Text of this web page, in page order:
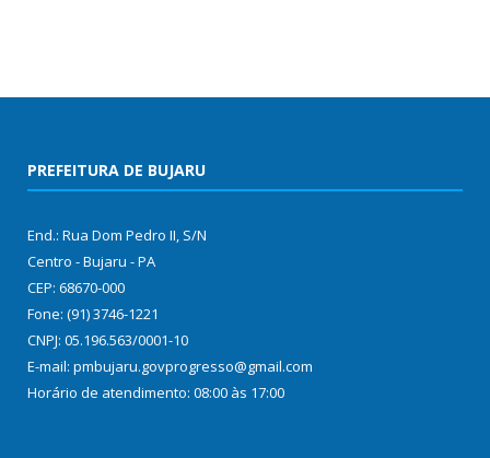
PREFEITURA DE BUJARU
End.: Rua Dom Pedro II, S/N
Centro - Bujaru - PA
CEP: 68670-000
Fone: (91) 3746-1221
CNPJ: 05.196.563/0001-10
E-mail: pmbujaru.govprogresso@gmail.com
Horário de atendimento: 08:00 às 17:00